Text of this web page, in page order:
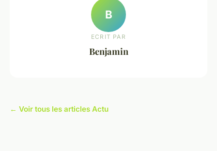
B
ECRIT PAR
Benjamin
← Voir tous les articles Actu